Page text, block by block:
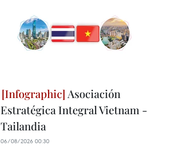
Asociación
Estratégica Integral Vietnam -
Tailandia
06/08/2026 00:30